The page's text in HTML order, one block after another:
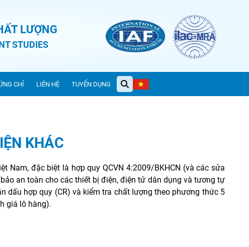
LƯỢNG
STUDIES
CHỈ LIÊN HỆ TUYỂN DỤNG
KHÁC
Nam, đặc biệt là hợp quy QCVN 4:2009/BKHCN (và các sửa
an toàn cho các thiết bị điện, điện tử dân dụng và tương tự
dấu hợp quy (CR) và kiểm tra chất lượng theo phương thức 5
giá lô hàng).